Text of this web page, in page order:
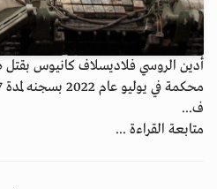
أدين الروسي فلاديسلاف كانيوس
ف...
متابعة القراءة ...